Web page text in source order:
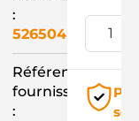
:
526504
Référence
fournisseur
: